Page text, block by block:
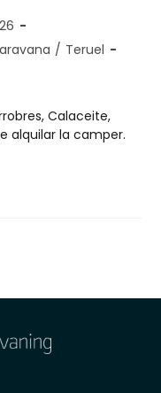
/ Teruel
Calaceite,
alquilar la camper.